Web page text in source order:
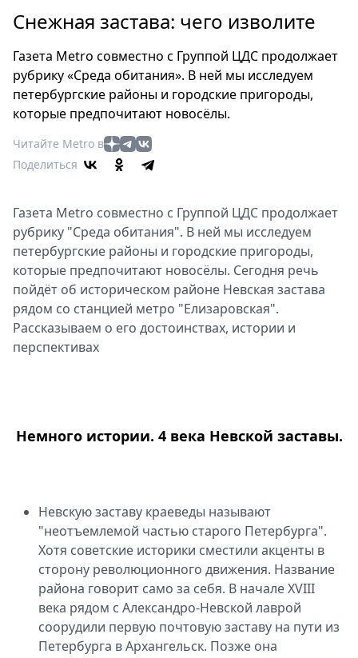
Россия
Здоровье
Еда
Туризм
Мода
Театр
Книги
Выставки
Пресс-
релизы
О
Metro
Стримы
2026
Снежная застава: чего изволите
Газета Metro совместно с Группой ЦДС продолжает
рубрику «Среда обитания». В ней мы исследуем
петербургские районы и городские пригороды,
которые предпочитают новосёлы.
Читайте Metro в
Поделиться
Газета Metro совместно с Группой ЦДС продолжает
рубрику "Среда обитания". В ней мы исследуем
петербургские районы и городские пригороды,
которые предпочитают новосёлы. Сегодня речь
пойдёт об историческом районе Невская застава
рядом со станцией метро "Елизаровская".
Рассказываем о его достоинствах, истории и
перспективах
Немного истории. 4 века Невской заставы.
Невскую заставу краеведы называют
"неотъемлемой частью старого Петербурга".
Хотя советские историки сместили акценты в
сторону революционного движения. Название
района говорит само за себя. В начале XVIII
века рядом с Александро-Невской лаврой
соорудили первую почтовую заставу на пути из
Петербурга в Архангельск. Позже она